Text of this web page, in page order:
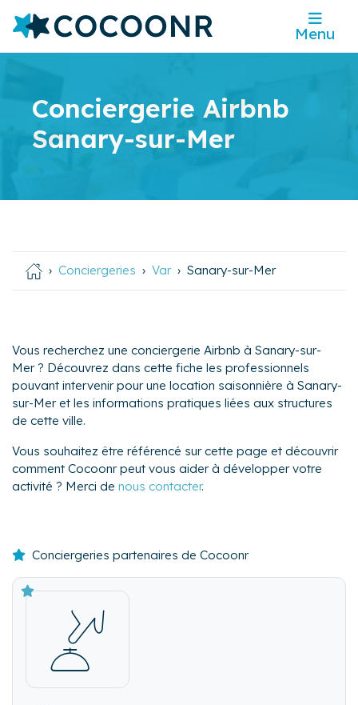
Menu
Conciergerie Airbnb
Sanary-sur-Mer
Conciergeries Var Sanary-sur-Mer
Vous recherchez une conciergerie Airbnb à Sanary-sur-
Mer ? Découvrez dans cette fiche les professionnels
pouvant intervenir pour une location saisonnière à Sanary-
sur-Mer et les informations pratiques liées aux structures
de cette ville.
Vous souhaitez être référencé sur cette page et découvrir
comment Cocoonr peut vous aider à développer votre
activité ? Merci de nous contacter.
Conciergeries partenaires de Cocoonr